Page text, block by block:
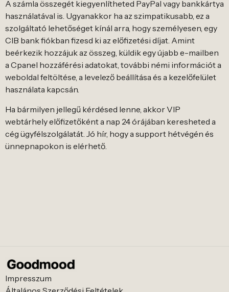
A számla összegét kiegyenlítheted PayPal vagy bankkártya
használatával is. Ugyanakkor ha az szimpatikusabb, ez a
szolgáltató lehetőséget kínál arra, hogy személyesen, egy
CIB bank fiókban fizesd ki az előfizetési díjat. Amint
beérkezik hozzájuk az összeg, küldik egy újabb e-mailben
a Cpanel hozzáférési adatokat, további némi információt a
weboldal feltöltése, a levelező beállítása és a kezelőfelület
használata kapcsán.
Ha bármilyen jellegű kérdésed lenne, akkor VIP
webtárhely előfizetőként a nap 24 órájában keresheted a
cég ügyfélszolgálatát. Jó hír, hogy a support hétvégén és
ünnepnapokon is elérhető.
Impresszum